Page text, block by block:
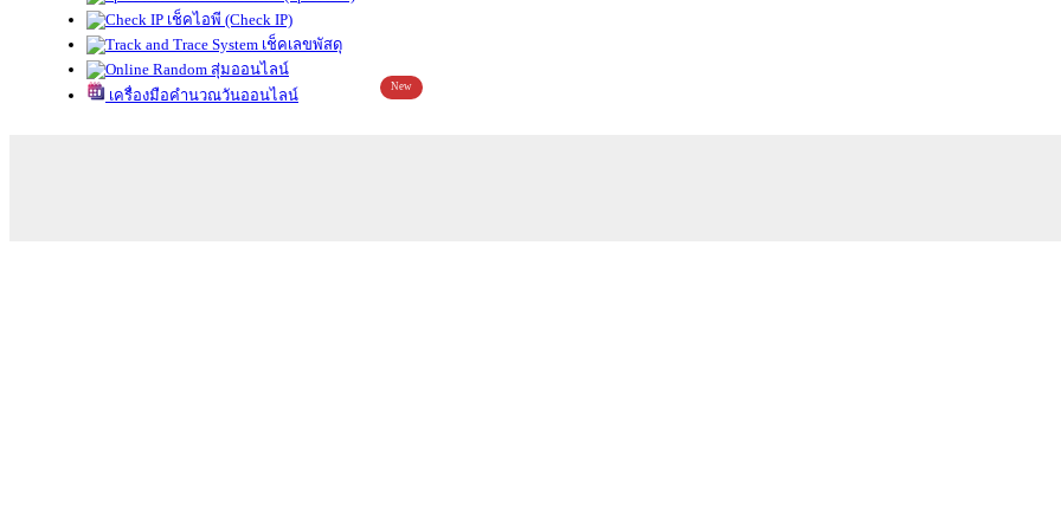
เช็คไอพี (Check IP)
เช็คเลขพัสดุ
สุ่มออนไลน์
เครื่องมือคำนวณวันออนไลน์
New